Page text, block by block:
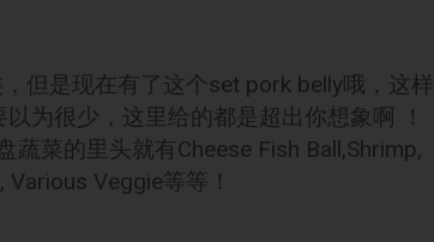
但是现在有了这个set pork belly哦，这样
为很少，这里给的都是超出你想象啊 ！
菜的里头就有Cheese Fish Ball,Shrimp,
Veggie等等！